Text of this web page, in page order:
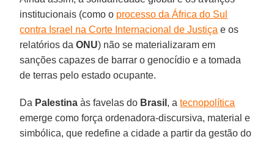
institucionais (como o processo da África do Sul
contra Israel na Corte Internacional de Justiça e os
relatórios daONU) não se materializaram em
sanções capazes de barrar o genocídio e a tomada
de terras pelo estado ocupante.
Da Palestina às favelas do Brasil , atecnopolítica
emerge como força ordenadora-discursiva, material e
simbólica, que redefine a cidade a partir da gestão do